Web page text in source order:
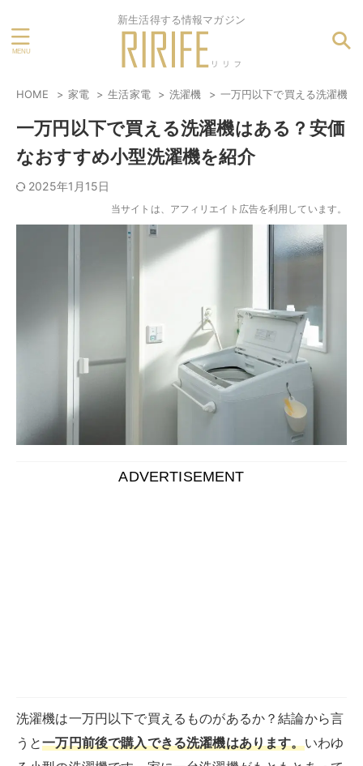
新生活得する情報マガジン
HOME 家電 生活家電 洗濯機 一万円以下で買える洗濯機
一万円以下で買える洗濯機はある？安価
なおすすめ小型洗濯機を紹介
2025年1月15日
当サイトは、アフィリエイト広告を利用しています。
洗濯機は一万円以下で買えるものがあるか？結論から言
今回の記事では、小型洗濯機の役割やメリット、各メー
カーのおすすめの小型洗濯機や、安価な全自動洗濯機を